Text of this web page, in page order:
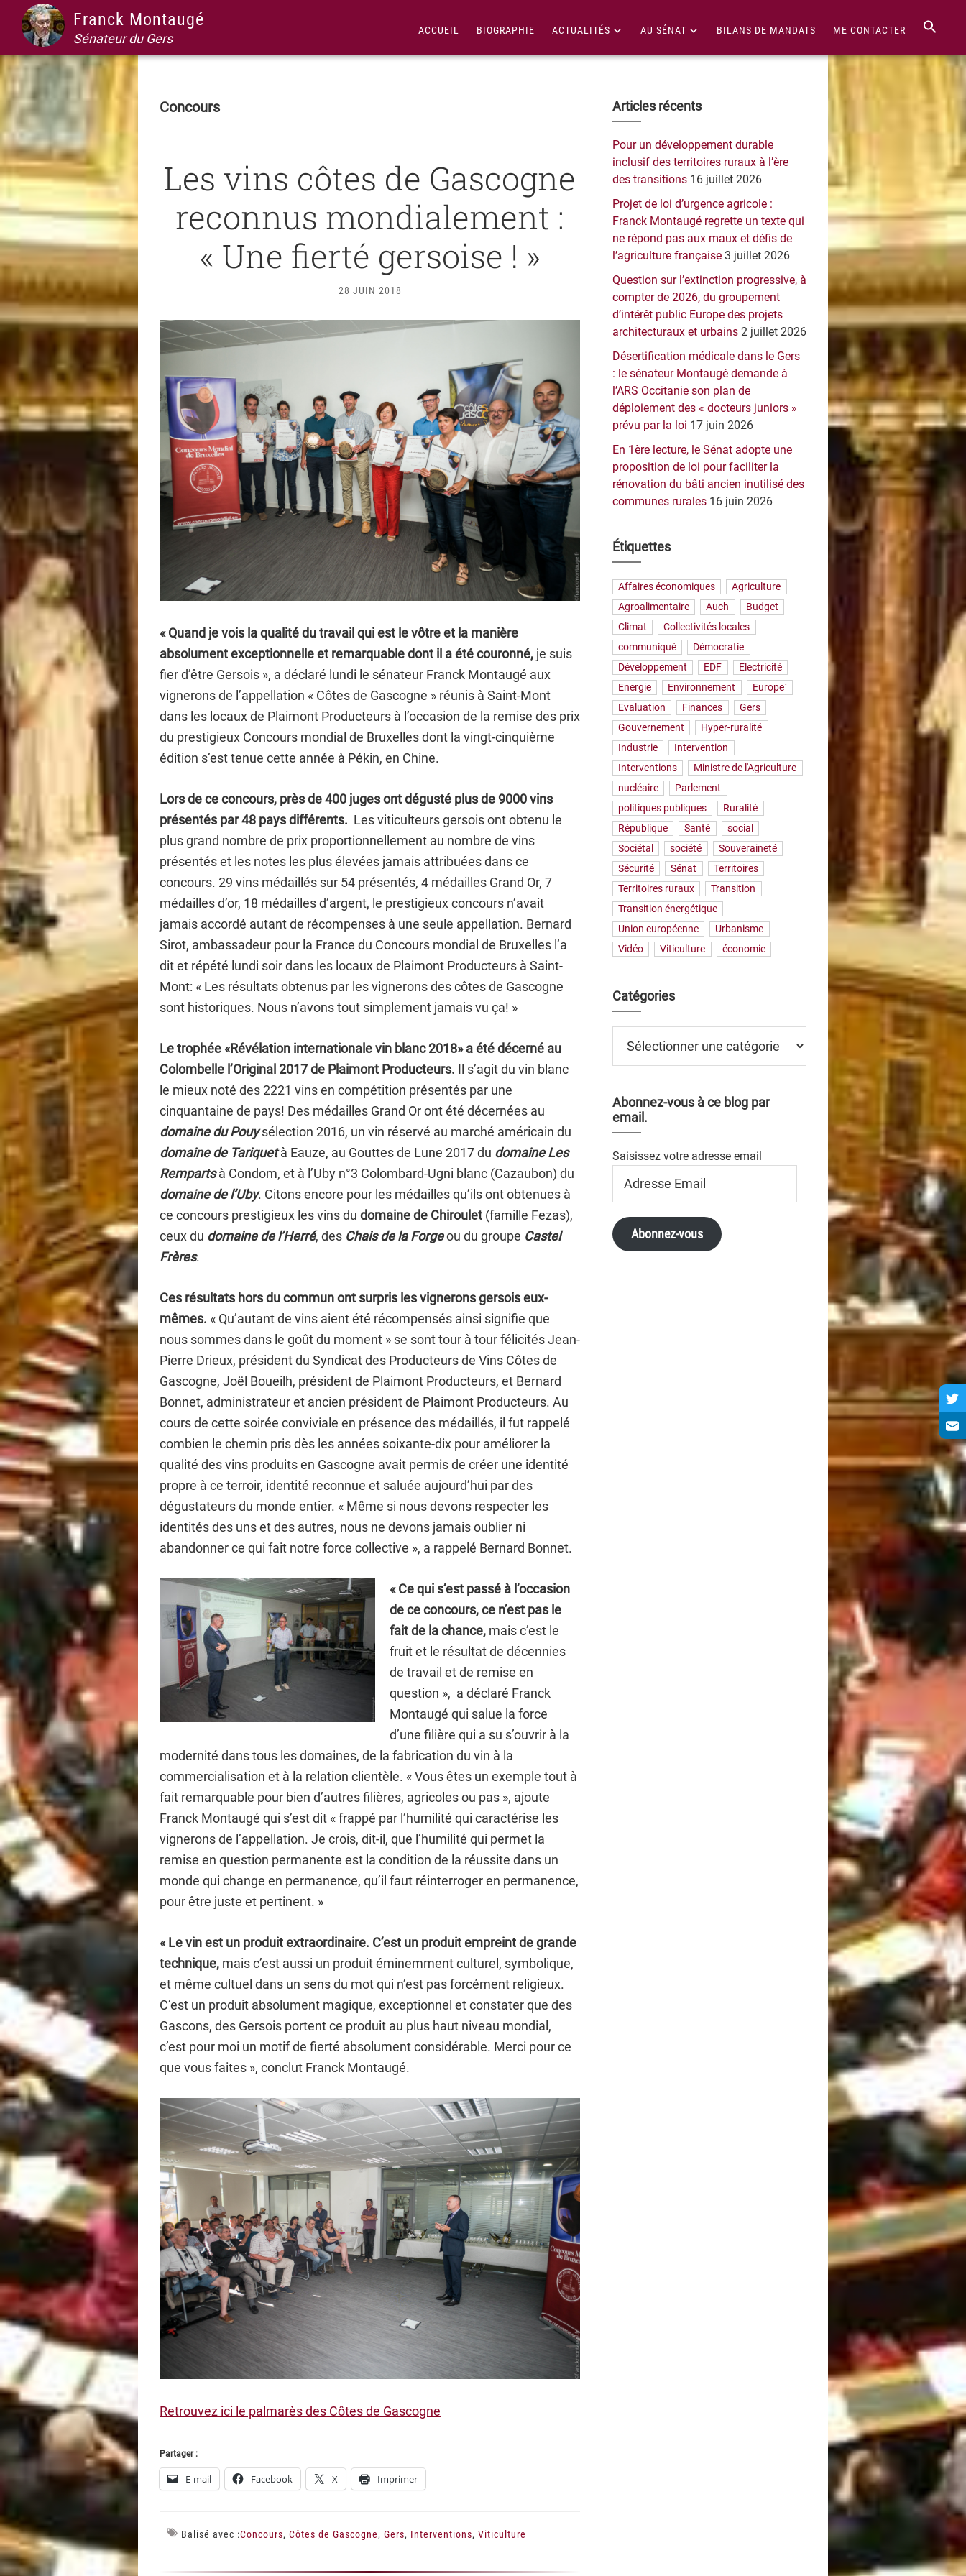
Passer
la
navigation
principale
Passer
contenu
principal
Passer
la
barre
latérale
principale
Passer
pied
de
page
Franck Montaugé
Sénateur du Gers
ACCUEIL BIOGRAPHIE ACTUALITÉS AU SÉNAT BILANS DE MANDATS ME CONTACTER
Concours
Les vins côtes de Gascogne
reconnus mondialement :
« Une fierté gersoise ! »
28 JUIN 2018
« Quand je vois la qualité du travail qui est le vôtre et la manière
absolument exceptionnelle et remarquable dont il a été couronné, je suis
fier d’être Gersois », a déclaré lundi le sénateur Franck Montaugé aux
vignerons de l’appellation « Côtes de Gascogne » réunis à Saint-Mont
dans les locaux de Plaimont Producteurs à l’occasion de la remise des prix
du prestigieux Concours mondial de Bruxelles dont la vingt-cinquième
édition s’est tenue cette année à Pékin, en Chine.
Lors de ce concours, près de 400 juges ont dégusté plus de 9000 vins
présentés par 48 pays différents. Les viticulteurs gersois ont obtenu le
plus grand nombre de prix proportionnellement au nombre de vins
présentés et les notes les plus élevées jamais attribuées dans ce
concours. 29 vins médaillés sur 54 présentés, 4 médailles Grand Or, 7
médailles d’or, 18 médailles d’argent, le prestigieux concours n’avait
jamais accordé autant de récompenses à une seule appellation. Bernard
Sirot, ambassadeur pour la France du Concours mondial de Bruxelles l’a
dit et répété lundi soir dans les locaux de Plaimont Producteurs à Saint-
Mont: « Les résultats obtenus par les vignerons des côtes de Gascogne
sont historiques. Nous n’avons tout simplement jamais vu ça! »
Le trophée «Révélation internationale vin blanc 2018» a été décerné au
Colombelle l’Original 2017 de Plaimont Producteurs. Il s’agit du vin blanc
le mieux noté des 2221 vins en compétition présentés par une
cinquantaine de pays! Des médailles Grand Or ont été décernées au
domaine du Pouysélection 2016, un vin réservé au marché américain du
domaine de Tariquetà Eauze, au Gouttes de Lune 2017 du domaine Les
Rempartsà Condom, et à l’Uby n°3 Colombard-Ugni blanc (Cazaubon) du
domaine de l’Uby. Citons encore pour les médailles qu’ils ont obtenues à
ce concours prestigieux les vins du domaine de Chiroulet (famille Fezas),
ceux du domaine de l’Herré, des Chais de la Forgeou du groupe Castel
Frères.
Ces résultats hors du commun ont surpris les vignerons gersois eux-
mêmes. « Qu’autant de vins aient été récompensés ainsi signifie que
nous sommes dans le goût du moment » se sont tour à tour félicités Jean-
Pierre Drieux, président du Syndicat des Producteurs de Vins Côtes de
Gascogne, Joël Boueilh, président de Plaimont Producteurs, et Bernard
Bonnet, administrateur et ancien président de Plaimont Producteurs. Au
cours de cette soirée conviviale en présence des médaillés, il fut rappelé
combien le chemin pris dès les années soixante-dix pour améliorer la
qualité des vins produits en Gascogne avait permis de créer une identité
propre à ce terroir, identité reconnue et saluée aujourd’hui par des
dégustateurs du monde entier. « Même si nous devons respecter les
identités des uns et des autres, nous ne devons jamais oublier ni
abandonner ce qui fait notre force collective », a rappelé Bernard Bonnet.
« Ce qui s’est passé à l’occasion
de ce concours, ce n’est pas le
fait de la chance, mais c’est le
fruit et le résultat de décennies
de travail et de remise en
question », a déclaré Franck
Montaugé qui salue la force
d’une filière qui a su s’ouvrir à la
modernité dans tous les domaines, de la fabrication du vin à la
commercialisation et à la relation clientèle. « Vous êtes un exemple tout à
fait remarquable pour bien d’autres filières, agricoles ou pas », ajoute
Franck Montaugé qui s’est dit « frappé par l’humilité qui caractérise les
vignerons de l’appellation. Je crois, dit-il, que l’humilité qui permet la
remise en question permanente est la condition de la réussite dans un
monde qui change en permanence, qu’il faut réinterroger en permanence,
pour être juste et pertinent. »
« Le vin est un produit extraordinaire. C’est un produit empreint de grande
technique, mais c’est aussi un produit éminemment culturel, symbolique,
et même cultuel dans un sens du mot qui n’est pas forcément religieux.
C’est un produit absolument magique, exceptionnel et constater que des
Gascons, des Gersois portent ce produit au plus haut niveau mondial,
c’est pour moi un motif de fierté absolument considérable. Merci pour ce
que vous faites », conclut Franck Montaugé.
Retrouvez ici le palmarès des Côtes de Gascogne
Partager :
E-mail Facebook X Imprimer
Balisé avec :Concours, Côtes de Gascogne, Gers, Interventions, Viticulture
Barre
latérale
principale
Articles récents
Pour un développement durable
inclusif des territoires ruraux à l’ère
des transitions 16 juillet 2026
Projet de loi d’urgence agricole :
Franck Montaugé regrette un texte qui
ne répond pas aux maux et défis de
l’agriculture française 3 juillet 2026
Question sur l’extinction progressive, à
compter de 2026, du groupement
d’intérêt public Europe des projets
architecturaux et urbains 2 juillet 2026
Désertification médicale dans le Gers
: le sénateur Montaugé demande à
l’ARS Occitanie son plan de
déploiement des « docteurs juniors »
prévu par la loi 17 juin 2026
En 1ère lecture, le Sénat adopte une
proposition de loi pour faciliter la
rénovation du bâti ancien inutilisé des
communes rurales 16 juin 2026
Étiquettes
Affaires économiques
Agriculture
Agroalimentaire
Auch
Budget
Climat
Collectivités locales
communiqué
Démocratie
Développement
EDF
Electricité
Energie
Environnement
Europe`
Evaluation
Finances
Gers
Gouvernement
Hyper-ruralité
Industrie
Intervention
Interventions
Ministre de l'Agriculture
nucléaire
Parlement
politiques publiques
Ruralité
République
Santé
social
Sociétal
société
Souveraineté
Sécurité
Sénat
Territoires
Territoires ruraux
Transition
Transition énergétique
Union européenne
Urbanisme
Vidéo
Viticulture économie
Catégories
Abonnez-vous à ce blog par
email.
Saisissez votre adresse email
Email
Abonnez-vous